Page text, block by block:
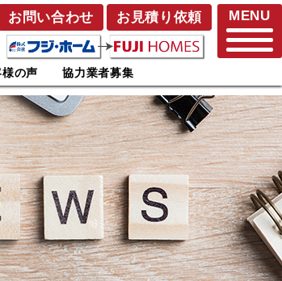
お問い合わせ お見積り依頼
様の声 協力業者募集
MENU